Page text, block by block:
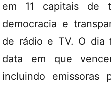
em 11 capitais de
democracia e
de rádio e TV. O dia
data em que
incluindo emissoras